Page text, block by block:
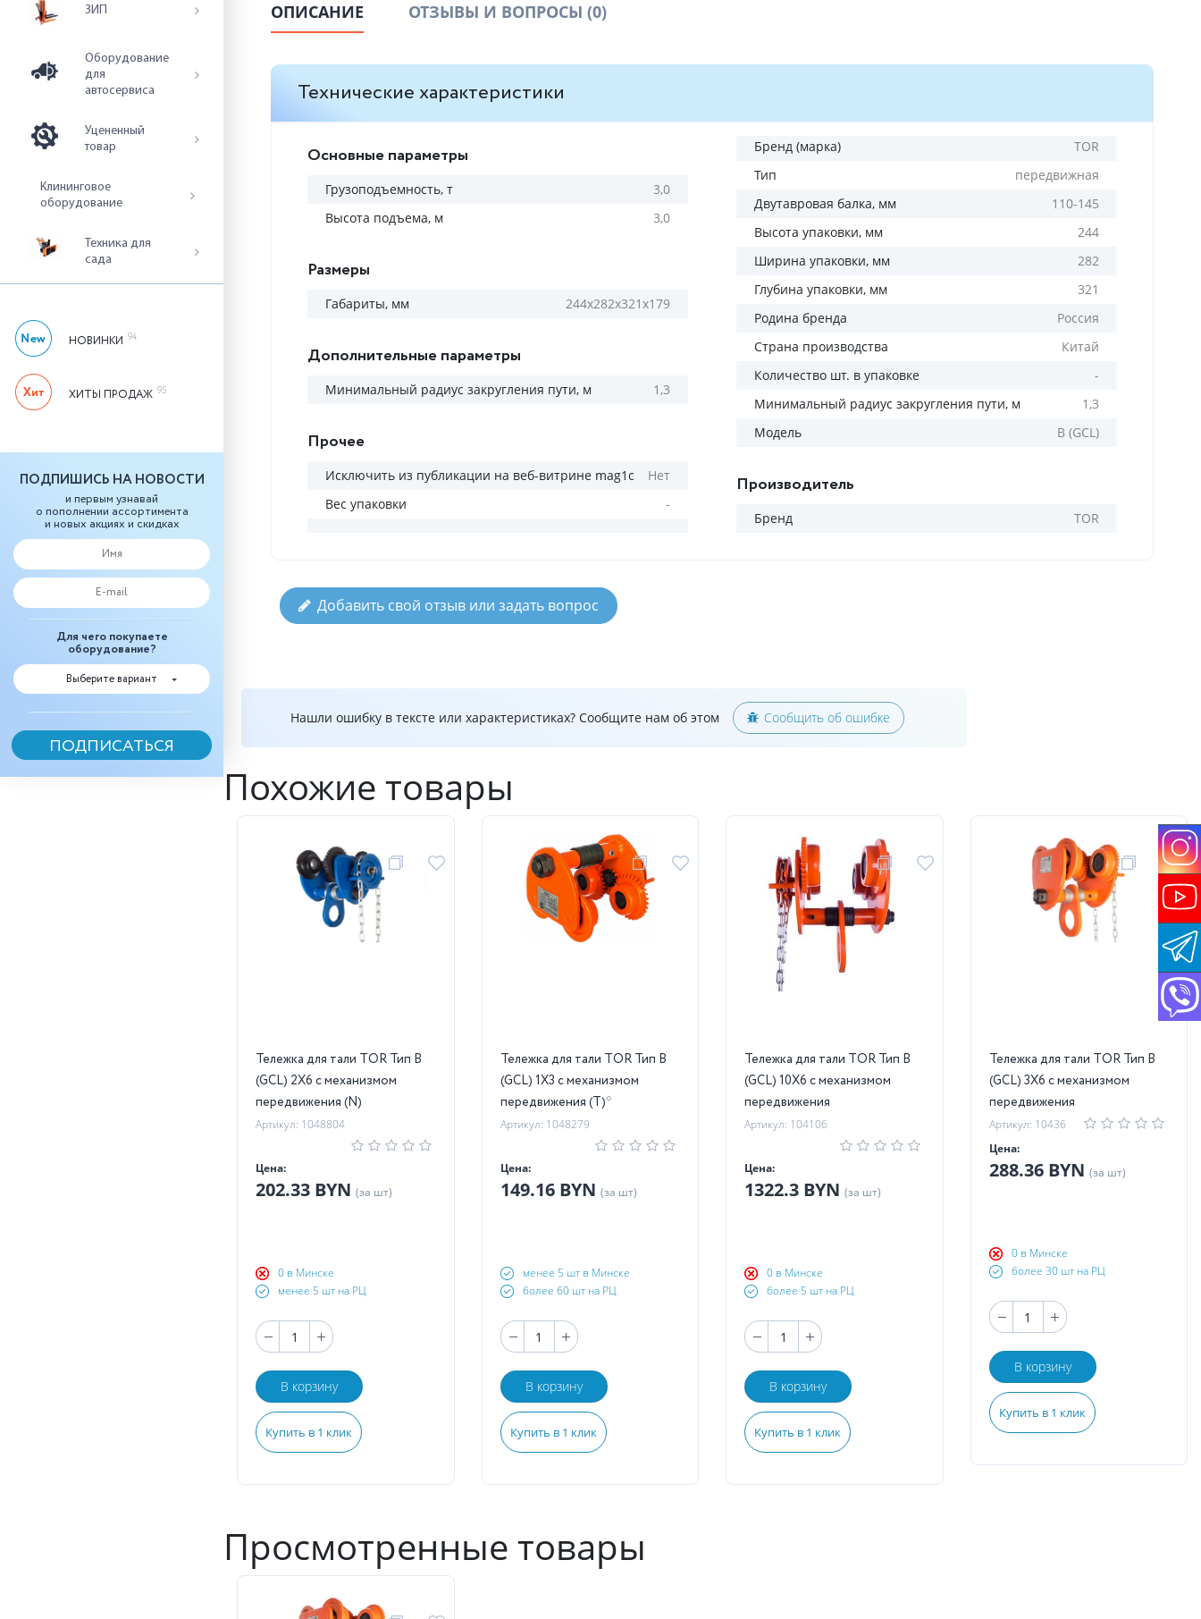
ЗИП
Оборудование
для
автосервиса
Уцененный
товар
Клининговое
оборудование
Техника для
сада
НОВИНКИ 94
ХИТЫ ПРОДАЖ 95
ПОДПИШИСЬ НА НОВОСТИ
и первым узнавай
о пополнении ассортимента
и новых акциях и скидках
Для чего покупаете
оборудование?
Выберите вариант
ОПИСАНИЕ ОТЗЫВЫ И ВОПРОСЫ (0)
Технические характеристики
Основные параметры
Грузоподъемность, т
3,0
Высота подъема, м
3,0
Размеры
Габариты, мм 244х282х321х179
Дополнительные параметры
Минимальный радиус закругления пути, м 1,3
Прочее
Исключить из публикации на веб-витрине mag1c
Нет
Вес упаковки
-
Бренд (марка)
TOR
Тип
передвижная
Двутавровая балка, мм
110-145
Высота упаковки, мм
244
Ширина упаковки, мм
282
Глубина упаковки, мм
321
Родина бренда
Россия
Страна производства
Китай
Количество шт. в упаковке
-
Минимальный радиус закругления пути, м
1,3
Модель
B (GCL)
Производитель
Бренд TOR
Добавить свой отзыв или задать вопрос
Нашли ошибку в тексте или характеристиках? Сообщите нам об этом Сообщить об ошибке
Похожие товары
Тележка для тали TOR Тип В
(GCL) 2Х6 с механизмом
передвижения (N)
Артикул: 1048804
Цена:
202.33 BYN (за шт)
0 в Минске
менее 5 шт на РЦ
В корзину
Купить в 1 клик
Тележка для тали TOR Тип В
(GCL) 1Х3 с механизмом
передвижения (T)*
Артикул: 1048279
Цена:
149.16 BYN (за шт)
менее 5 шт в Минске
более 60 шт на РЦ
В корзину
Купить в 1 клик
Тележка для тали TOR Тип В
(GCL) 10Х6 с механизмом
передвижения
Артикул: 104106
Цена:
1322.3 BYN (за шт)
0 в Минске
более 5 шт на РЦ
В корзину
Купить в 1 клик
Тележка для тали TOR Тип В
(GCL) 3Х6 с механизмом
передвижения
Артикул: 10436
Цена:
288.36 BYN (за шт)
0 в Минске
более 30 шт на РЦ
В корзину
Купить в 1 клик
Просмотренные товары